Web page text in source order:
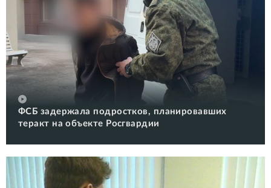
ФСБ задержала подростков, планировавших
теракт на объекте Росгвардии